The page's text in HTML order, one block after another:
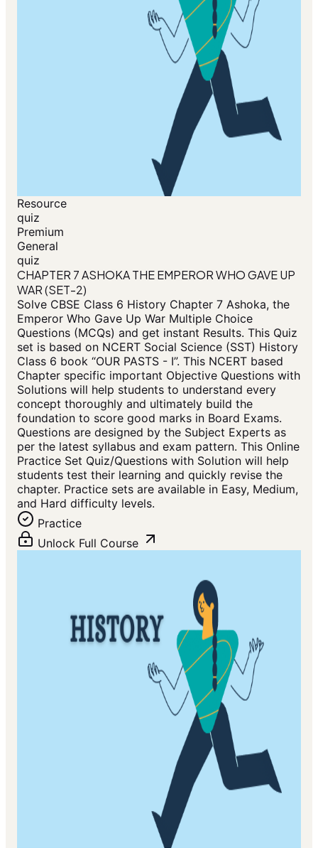
Resource
quiz
Premium
General
quiz
CHAPTER 7 ASHOKA THE EMPEROR WHO GAVE UP
WAR (SET-2)
Solve CBSE Class 6 History Chapter 7 Ashoka, the
Emperor Who Gave Up War Multiple Choice
Questions (MCQs) and get instant Results. This Quiz
set is based on NCERT Social Science (SST) History
Class 6 book “OUR PASTS - I”. This NCERT based
Chapter specific important Objective Questions with
Solutions will help students to understand every
concept thoroughly and ultimately build the
foundation to score good marks in Board Exams.
Questions are designed by the Subject Experts as
per the latest syllabus and exam pattern. This Online
Practice Set Quiz/Questions with Solution will help
students test their learning and quickly revise the
chapter. Practice sets are available in Easy, Medium,
and Hard difficulty levels.
Practice
Unlock Full Course